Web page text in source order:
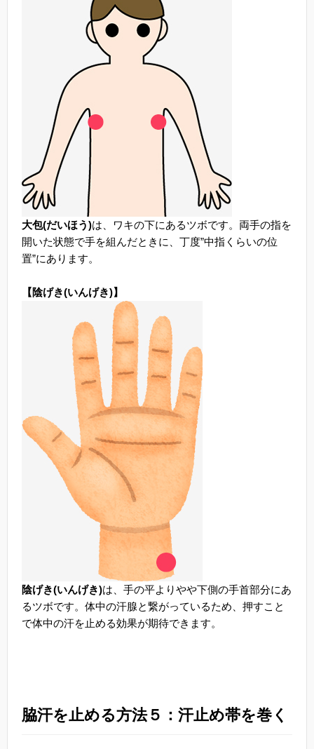
大包(だいほう)は、ワキの下にあるツボです。両手の指を
開いた状態で手を組んだときに、丁度”中指くらいの位
置”にあります。
【陰げき(いんげき)】
陰げき(いんげき)は、手の平よりやや下側の手首部分にあ
るツボです。体中の汗腺と繋がっているため、押すこと
で体中の汗を止める効果が期待できます。
脇汗を止める方法５：汗止め帯を巻く